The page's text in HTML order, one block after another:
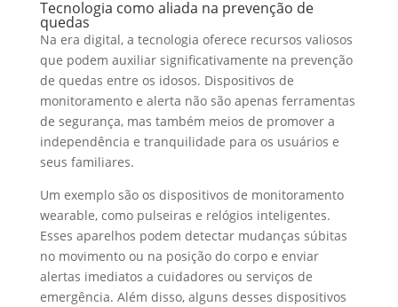
Tecnologia como aliada na prevenção de
quedas
Na era digital, a tecnologia oferece recursos valiosos
que podem auxiliar significativamente na prevenção
de quedas entre os idosos. Dispositivos de
monitoramento e alerta não são apenas ferramentas
de segurança, mas também meios de promover a
independência e tranquilidade para os usuários e
seus familiares.
Um exemplo são os dispositivos de monitoramento
wearable, como pulseiras e relógios inteligentes.
Esses aparelhos podem detectar mudanças súbitas
no movimento ou na posição do corpo e enviar
alertas imediatos a cuidadores ou serviços de
emergência. Além disso, alguns desses dispositivos